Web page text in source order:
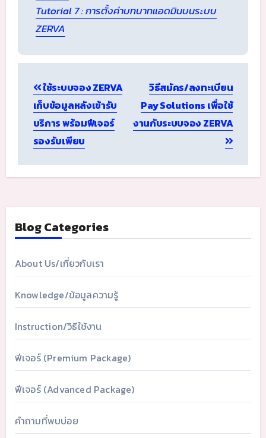
Tutorial 7 : การตั้งค่าบทบาทแอดมินบนระบบ
ZERVA
navigation
ใช้ระบบจอง ZERVA
เก็บข้อมูลหลังเข้ารับ
บริการ พร้อมฟีเจอร์
รองรับเพียบ
วิธีสมัคร/ลงทะเบียน
Pay Solutions เพื่อใช้
งานกับระบบจอง ZERVA
Blog Categories
About Us/เกี่ยวกับเรา
Knowledge/ข้อมูลความรู้
Instruction/วิธีใช้งาน
ฟีเจอร์ (Premium Package)
ฟีเจอร์ (Advanced Package)
คำถามที่พบบ่อย